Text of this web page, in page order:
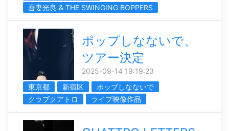
吾妻光良 & THE SWINGING BOPPERS
ポップしなないで、
ツアー決定
2025-09-14 19:19:23
東京都
新宿区
ポップしなないで
クラブクアトロ
ライブ映像作品